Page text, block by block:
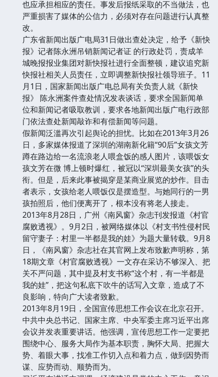
也应承担相应的责任。事发后报纸采取的不当做法，也
严重损害了媒体的公信力，必须对存在问题进行认真整
改。
广东省新闻出版广电局31日做出查处决定，给予《新快
报》记者陈永洲吊销新闻记者证 的行政处罚，责成羊
城晚报报业集团对新快报社进行全面整顿，建议追究新
快报社相关人员责任，立即调整新快报社领导班子。11
月1日，国家新闻出版广电总局有关负责人就《新快
报》 陈永洲案件查处情况发表谈话，要求全国新闻单
位和新闻记者吸取教训，要求各地新闻出版广电行政部
门依法查处新闻敲诈和有偿新闻等问题。
假新闻泛滥再次引起舆论的担忧。比如在2013年3月26
日，多家媒体报道了深圳的湖南新化籍“90后”女孩文芳
蹲在路边给一名流浪老人喂盒饭的感人图片，该喂饭女
孩文芳在微 博上顿时爆红，被冠以“深圳最美女孩”的头
衔。但是，后来此事被揭穿是某商业展览的炒作。目击
者表示，女孩给老人喂饭仅是摆造型。与她同行的一男
孩拍照后，他们便离开了，根本没有将老人接走。
2013年8月28日，广州《南风窗》杂志刊发报道《村官
腐败透视》。9月2日，被网络媒体以《村支书性侵村民
留守妻子：村里一半都是我的娃》为题大量转载。9月8
日，《南风窗》杂志社在其官网上发布致歉声明称，第
18期文章《村官腐败透视》一文存在采访不够深入、把
关不严问题，其中提及村支书称“这个村，有一半都是
我的娃”，把这句私底下吹牛的话写入文章，造成了不
良影响，特向广大读者致歉。
2013年8月19日，全国宣传思想工作会议在北京召开。
中共中央总书记、国家主席、中央军委主席习近平出席
会议并发表重要讲话。他强调，宣传思想工作一定要把
围绕中心、服务大局作为基本职责，胸怀大局、把握大
势、着眼大事，找准工作切入点和着力点，做到因势而
谋、应势而动、顺势而为。